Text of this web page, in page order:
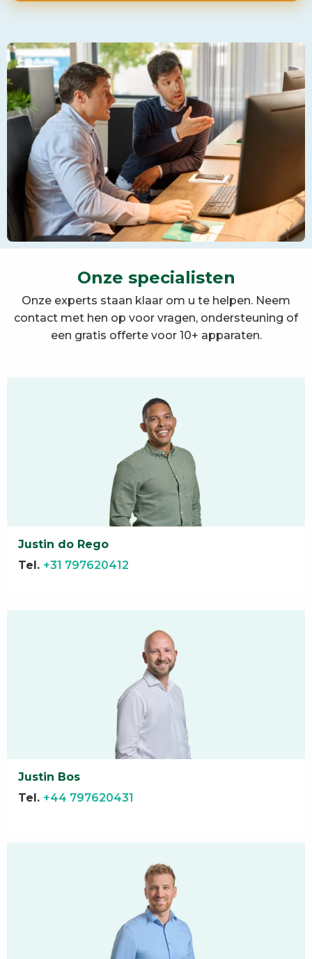
Onze specialisten
Onze experts staan klaar om u te helpen. Neem
contact met hen op voor vragen, ondersteuning of
een gratis offerte voor 10+ apparaten.
Justin do Rego
Tel. +31 797620412
Justin Bos
Tel. +44 797620431